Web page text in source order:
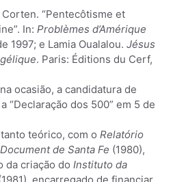
“Pentecôtisme et
In: Problèmes d’Amérique
1997; e Lamia Oualalou. Jésus
. Paris: Éditions du Cerf,
ocasião, a candidatura de
“Declaração dos 500” em 5 de
teórico, com o Relatório
Document de Santa Fe (1980),
da criação do Instituto da